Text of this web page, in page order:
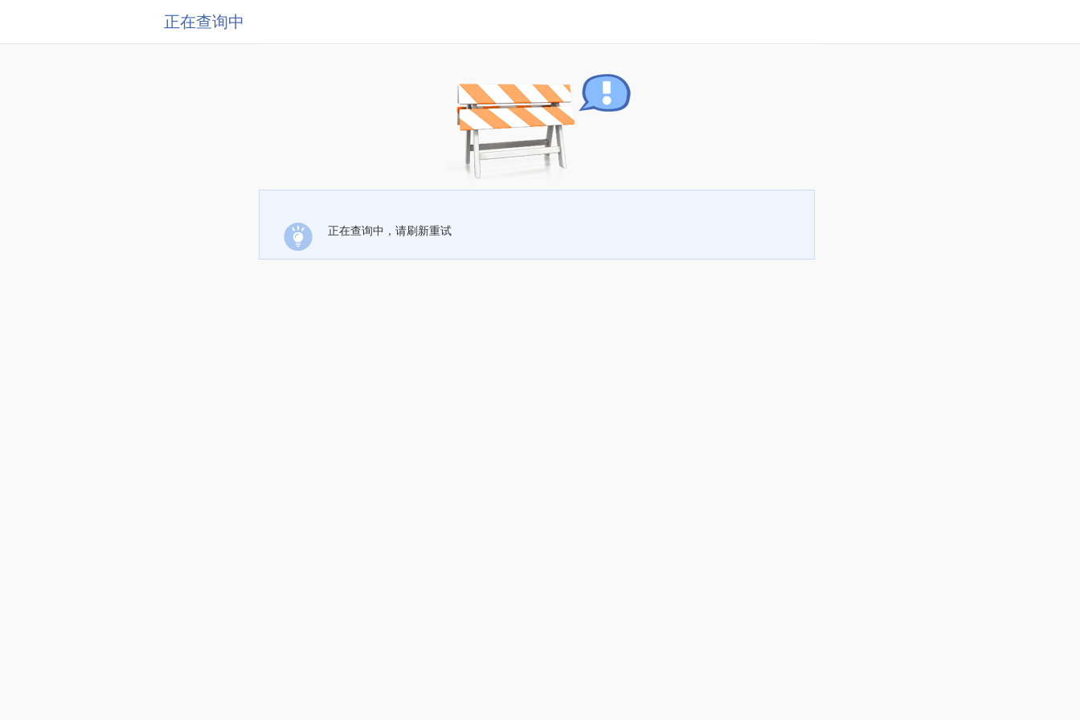
正在查询中
正在查询中，请刷新重试